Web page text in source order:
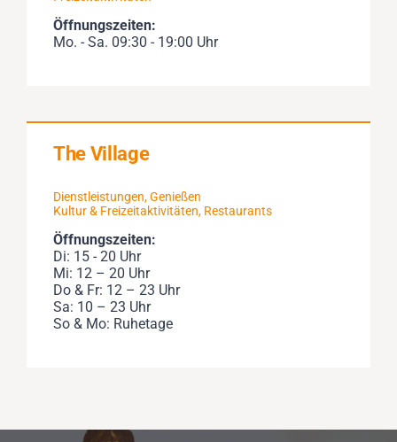
Öffnungszeiten:
Mo. - Sa. 09:30 - 19:00 Uhr
The Village
Dienstleistungen,Genießen
Kultur & Freizeitaktivitäten, Restaurants
Öffnungszeiten:
Di: 15 - 20 Uhr
Mi: 12 – 20 Uhr
Do & Fr: 12 – 23 Uhr
Sa: 10 – 23 Uhr
So & Mo: Ruhetage